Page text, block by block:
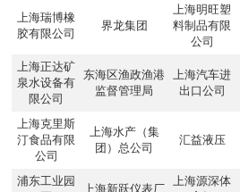
上海瑞博橡
胶有限公司
界龙集团
上海明旺塑
料制品有限
公司
上海正达矿
泉水设备有
限公司
东海区渔政渔港
监督管理局
上海汽车进
出口公司
上海克里斯
汀食品有限
公司
上海水产（集
团）总公司
汇益液压
浦东工业园
上海新跃仪表厂
上海源深体